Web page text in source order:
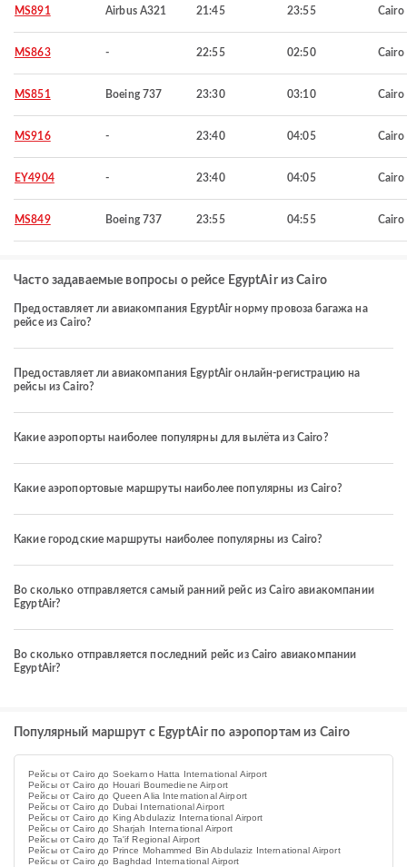
MS891 Airbus A321 21:45 23:55 Cairo
MS863 - 22:55 02:50 Cairo
MS851 Boeing 737 23:30 03:10 Cairo
MS916 - 23:40 04:05 Cairo
EY4904 - 23:40 04:05 Cairo
MS849 Boeing 737 23:55 04:55 Cairo
Часто задаваемые вопросы о рейсе EgyptAir из Cairo
Предоставляет ли авиакомпания EgyptAir норму провоза багажа на
рейсе из Cairo?
Предоставляет ли авиакомпания EgyptAir онлайн-регистрацию на
рейсы из Cairo?
Какие аэропорты наиболее популярны для вылёта из Cairo?
Какие аэропортовые маршруты наиболее популярны из Cairo?
Какие городские маршруты наиболее популярны из Cairo?
Во сколько отправляется самый ранний рейс из Cairo авиакомпании
EgyptAir?
Во сколько отправляется последний рейс из Cairo авиакомпании
EgyptAir?
Популярный маршрут с EgyptAir по аэропортам из Cairo
Рейсы от Cairo до Soekarno Hatta International Airport
Рейсы от Cairo до Houari Boumediene Airport
Рейсы от Cairo до Queen Alia International Airport
Рейсы от Cairo до Dubai International Airport
Рейсы от Cairo до King Abdulaziz International Airport
Рейсы от Cairo до Sharjah International Airport
Рейсы от Cairo до Ta'if Regional Airport
Рейсы от Cairo до Prince Mohammed Bin Abdulaziz International Airport
Рейсы от Cairo до Baghdad International Airport